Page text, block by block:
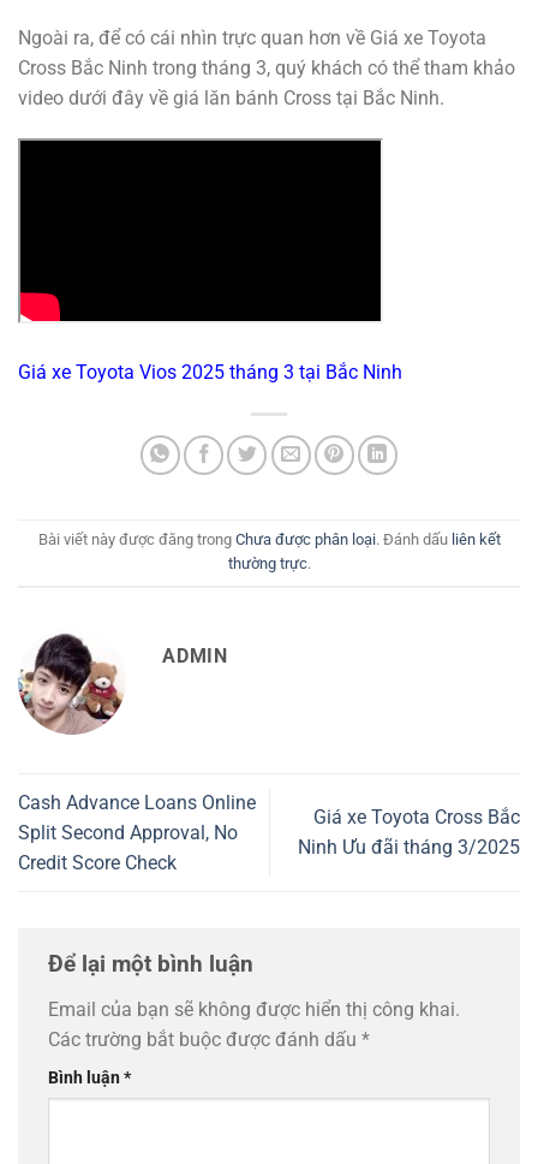
Ngoài ra, để có cái nhìn trực quan hơn về Giá xe Toyota
Cross Bắc Ninh trong tháng 3, quý khách có thể tham khảo
video dưới đây về giá lăn bánh Cross tại Bắc Ninh.
Giá xe Toyota Vios 2025 tháng 3 tại Bắc Ninh
Bài viết này được đăng trong Chưa được phân loại. Đánh dấu liên kết
thường trực.
ADMIN
Cash Advance Loans Online
Split Second Approval, No
Credit Score Check
Giá xe Toyota Cross Bắc
Ninh Ưu đãi tháng 3/2025
Để lại một bình luận
Email của bạn sẽ không được hiển thị công khai.
Các trường bắt buộc được đánh dấu *
Bình luận*